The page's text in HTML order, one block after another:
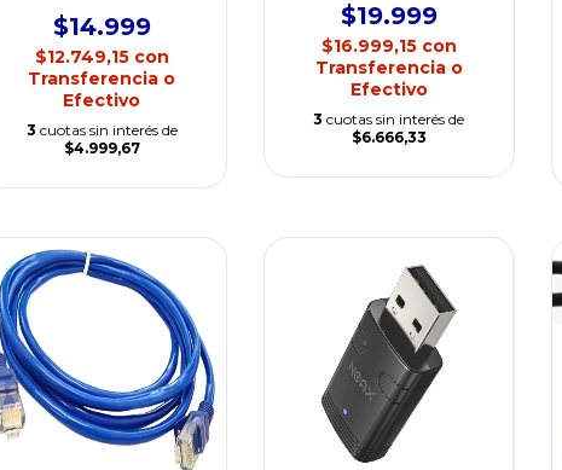
NM-AC08
$14.999
$12.749,15 con
Transferencia o
Efectivo
3 cuotas sin interés de
$4.999,67
$19.999
$16.999,15 con
Transferencia o
Efectivo
3 cuotas sin interés de
$6.666,33